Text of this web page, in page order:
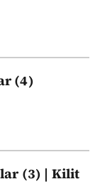
(4)
(3) | Kilit